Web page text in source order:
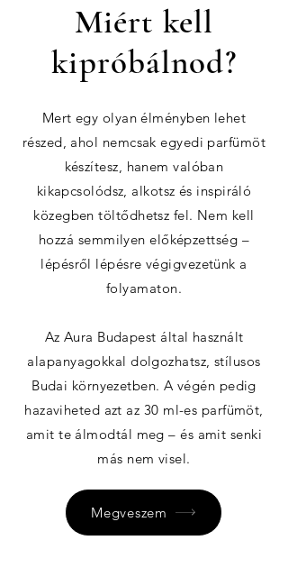
Miért kell
kipróbálnod?
Mert egy olyan élményben lehet
részed, ahol nemcsak egyedi parfümöt
készítesz, hanem valóban
kikapcsolódsz, alkotsz és inspiráló
közegben töltődhetsz fel. Nem kell
hozzá semmilyen előképzettség –
lépésről lépésre végigvezetünk a
folyamaton.
Az Aura Budapest által használt
alapanyagokkal dolgozhatsz, stílusos
Budai környezetben. A végén pedig
hazaviheted azt az 30 ml-es parfümöt,
amit te álmodtál meg – és amit senki
más nem visel.
Megveszem